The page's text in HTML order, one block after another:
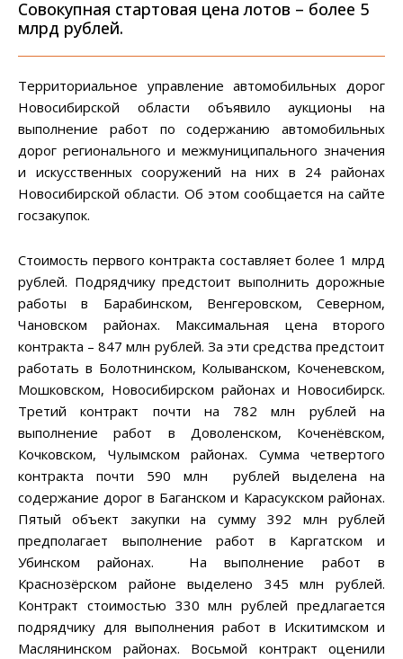
Совокупная стартовая цена лотов – более 5
млрд рублей.
Территориальное управление автомобильных дорог
Новосибирской области объявило аукционы на
выполнение работ по содержанию автомобильных
дорог регионального и межмуниципального значения
и искусственных сооружений на них в 24 районах
Новосибирской области. Об этом сообщается на сайте
госзакупок.
Стоимость первого контракта составляет более 1 млрд
рублей. Подрядчику предстоит выполнить дорожные
работы в Барабинском, Венгеровском, Северном,
Чановском районах. Максимальная цена второго
контракта – 847 млн рублей. За эти средства предстоит
работать в Болотнинском, Колыванском, Коченевском,
Мошковском, Новосибирском районах и Новосибирск.
Третий контракт почти на 782 млн рублей на
выполнение работ в Доволенском, Коченёвском,
Кочковском, Чулымском районах. Сумма четвертого
контракта почти 590 млн рублей выделена на
содержание дорог в Баганском и Карасукском районах.
Пятый объект закупки на сумму 392 млн рублей
предполагает выполнение работ в Каргатском и
Убинском районах. На выполнение работ в
Краснозёрском районе выделено 345 млн рублей.
Контракт стоимостью 330 млн рублей предлагается
подрядчику для выполнения работ в Искитимском и
Маслянинском районах. Восьмой контракт оценили